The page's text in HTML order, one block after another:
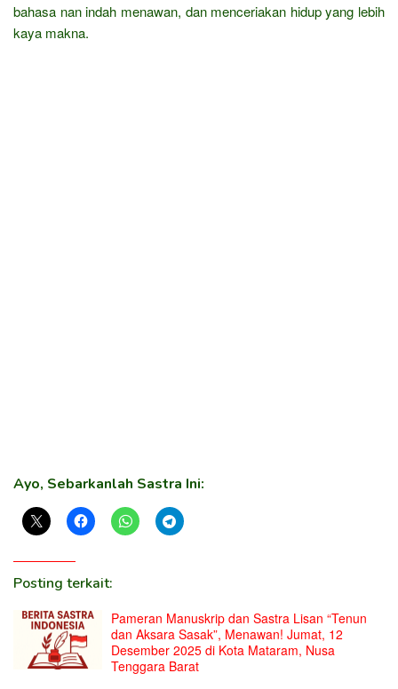
bahasa nan indah menawan, dan menceriakan hidup yang lebih
kaya makna.
Ayo, Sebarkanlah Sastra Ini:
Posting terkait:
Pameran Manuskrip dan Sastra Lisan “Tenun
dan Aksara Sasak”, Menawan! Jumat, 12
Desember 2025 di Kota Mataram, Nusa
Tenggara Barat